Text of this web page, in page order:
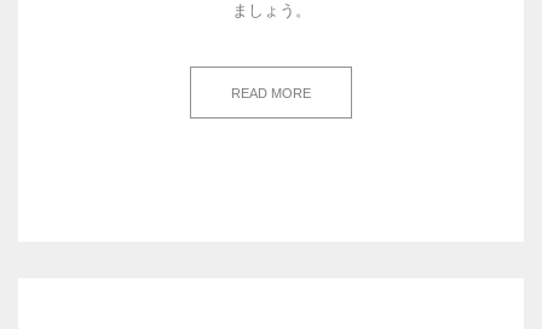
ましょう。
READ MORE